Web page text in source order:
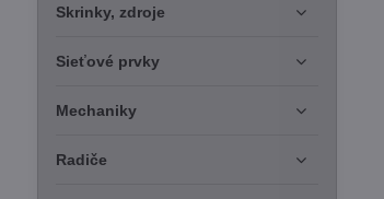
Skrinky, zdroje
Sieťové prvky
Mechaniky
Radiče